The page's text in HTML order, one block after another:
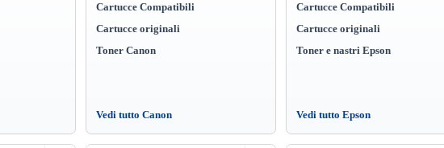
Cartucce Compatibili
Cartucce originali
Toner Canon
Vedi tutto Canon
Cartucce Compatibili
Cartucce originali
Toner e nastri Epson
Vedi tutto Epson